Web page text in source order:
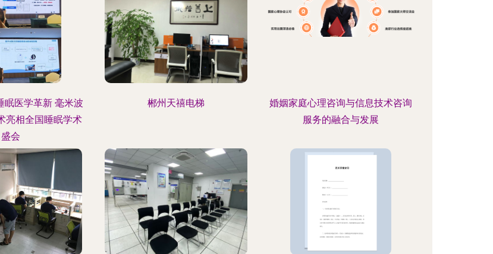
眠医学革新 毫米波
亮相全国睡眠学术
盛会
郴州天禧电梯
婚姻家庭心理咨询与信息技术咨询
服务的融合与发展